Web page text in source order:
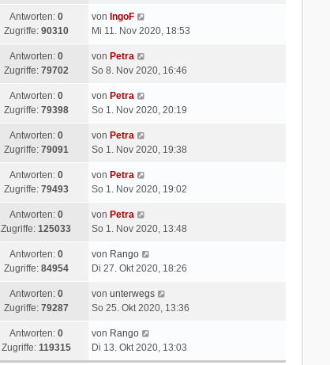
Antworten: 0
Zugriffe: 90310
von IngoF
Mi 11. Nov 2020, 18:53
Antworten: 0
Zugriffe: 79702
von Petra
So 8. Nov 2020, 16:46
Antworten: 0
Zugriffe: 79398
von Petra
So 1. Nov 2020, 20:19
Antworten: 0
Zugriffe: 79091
von Petra
So 1. Nov 2020, 19:38
Antworten: 0
Zugriffe: 79493
von Petra
So 1. Nov 2020, 19:02
Antworten: 0
Zugriffe:125033
von Petra
So 1. Nov 2020, 13:48
Antworten: 0
Zugriffe: 84954
von Rango
Di 27. Okt 2020, 18:26
Antworten: 0
Zugriffe: 79287
von unterwegs
So 25. Okt 2020, 13:36
Antworten: 0
Zugriffe: 119315
von Rango
Di 13. Okt 2020, 13:03